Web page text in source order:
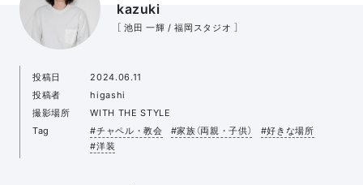
kazuki
［ 池田 一輝 / 福岡スタジオ ］
投稿日
2024.06.11
投稿者
higashi
撮影場所
WITH THE STYLE
Tag
#チャペル・教会 #家族（両親・子供）
#好きな場所
#洋装